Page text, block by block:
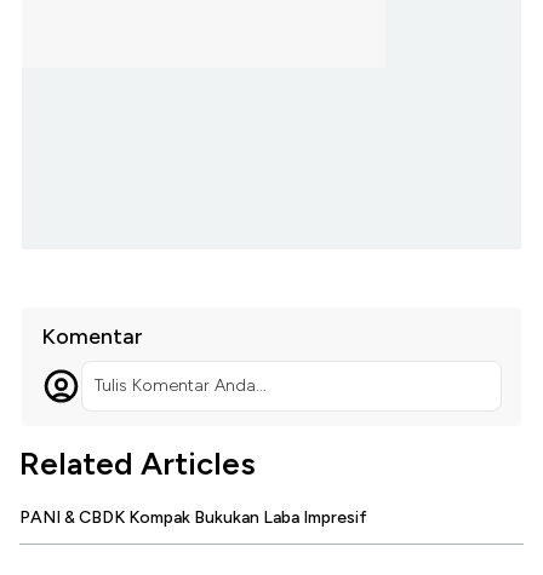
Komentar
Tulis Komentar Anda...
Related Articles
PANI & CBDK Kompak Bukukan Laba Impresif